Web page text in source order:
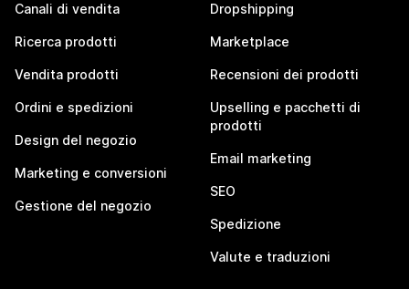
Canali di vendita
Ricerca prodotti
Vendita prodotti
Ordini e spedizioni
Design del negozio
Marketing e conversioni
Gestione del negozio
Dropshipping
Marketplace
Recensioni dei prodotti
Upselling e pacchetti di
prodotti
Email marketing
SEO
Spedizione
Valute e traduzioni